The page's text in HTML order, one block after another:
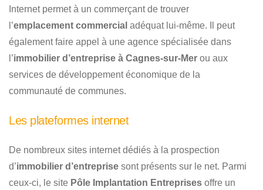
Internet permet à un commerçant de trouver
l’emplacement commercial adéquat lui-même. Il peut
également faire appel à une agence spécialisée dans
l’immobilier d’entreprise à Cagnes-sur-Mer ou aux
services de développement économique de la
communauté de communes.
Les plateformes internet
De nombreux sites internet dédiés à la prospection
d’immobilier d’entreprise sont présents sur le net. Parmi
ceux-ci, le site Pôle Implantation Entreprises offre un